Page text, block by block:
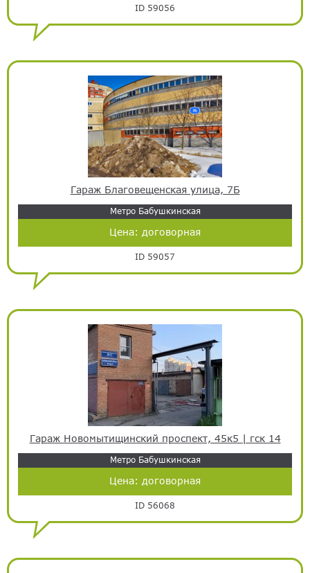
ID 59056
Гараж Благовещенская улица, 7Б
Метро Бабушкинская
Цена: договорная
ID 59057
Гараж Новомытищинский проспект, 45к5 | гск 14
Метро Бабушкинская
Цена: договорная
ID 56068